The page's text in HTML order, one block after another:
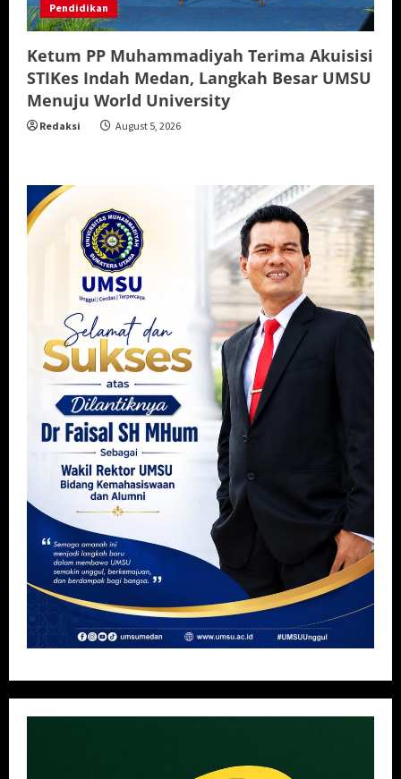
Pendidikan
Ketum PP Muhammadiyah Terima Akuisisi
STIKes Indah Medan, Langkah Besar UMSU
Menuju World University
Redaksi August 5, 2026